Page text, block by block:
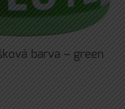
barva – green